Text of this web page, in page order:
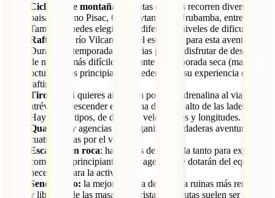
Ciclismo de montaña
: las rutas ciclistas recorren diversos
paisajes como Pisac, Ollantaytambo y Urubamba, entre otros.
También puedes elegir entre diferentes niveles de dificultad.
Rafting:
el río Vilcanota es el escenario para esta aventura.
Durante la temporada de lluvias puedes disfrutar de descensos
de niveles más difíciles. Durante la temporada seca (marzo a
octubre), los principiantes pueden tener su experiencia de
rafting.
Tirolina:
si quieres añadir un poco de adrenalina al viaje,
atrévete a descender en tirolina desde lo alto de las laderas.
Hay varios tipos, de distintas velocidades y longitudes.
Quads:
hay agencias que organizan verdaderas aventuras en
cuatro ruedas por el valle.
Escalada en roca: hay zonas de escalada tanto para expertos
como para principiantes. Las agencias te dotarán del equipo
necesario para la actividad.
Senderismo: la mejor manera de llegar a ruinas más remotas
y liberarte de las masas de turistas. Las rutas suelen ser